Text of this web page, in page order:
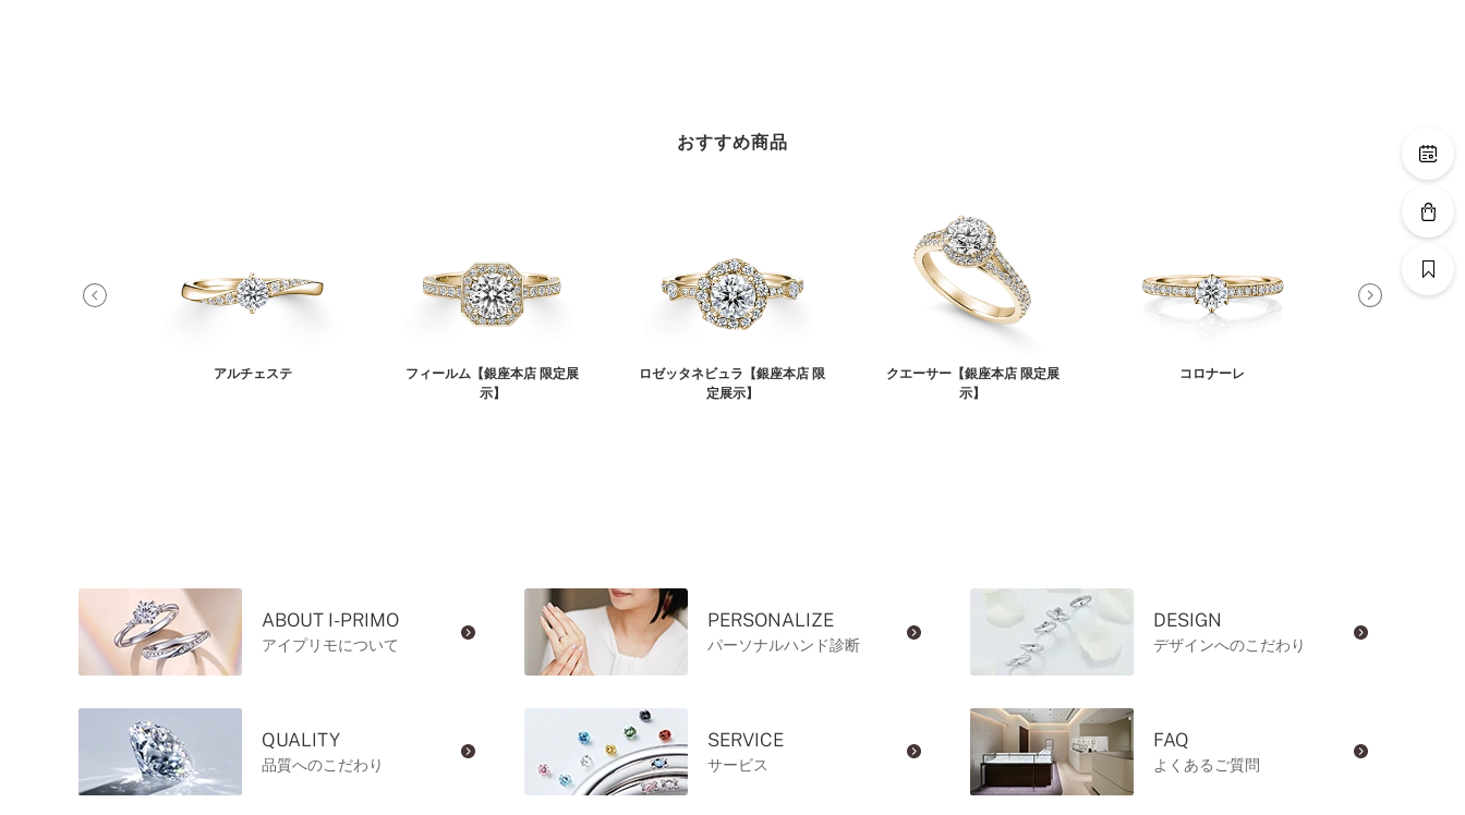
おすすめ商品
アルチェステ
フィールム【銀座本店 限定展
示】
ロゼッタネビュラ【銀座本店 限
定展示】
クエーサー【銀座本店 限定展
示】
コロナーレ
ABOUT I-PRIMO
アイプリモについて
PERSONALIZE
パーソナルハンド診断
DESIGN
デザインへのこだわり
QUALITY
品質へのこだわり
SERVICE
サービス
FAQ
よくあるご質問